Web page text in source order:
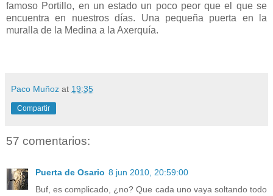
famoso Portillo, en un estado un poco peor que el que se
encuentra en nuestros días. Una pequeña puerta en la
muralla de la Medina a la Axerquía.
Paco Muñoz at 19:35
Compartir
57 comentarios:
Puerta de Osario 8 jun 2010, 20:59:00
Buf, es complicado, ¿no? Que cada uno vaya soltando todo